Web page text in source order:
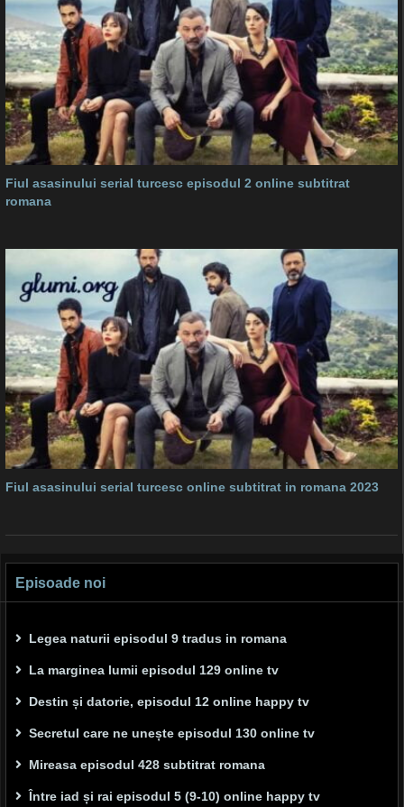
Fiul asasinului serial turcesc episodul 2 online subtitrat
romana
Fiul asasinului serial turcesc online subtitrat in romana 2023
Episoade noi
Legea naturii episodul 9 tradus in romana
La marginea lumii episodul 129 online tv
Destin și datorie, episodul 12 online happy tv
Secretul care ne unește episodul 130 online tv
Mireasa episodul 428 subtitrat romana
Între iad și rai episodul 5 (9-10) online happy tv